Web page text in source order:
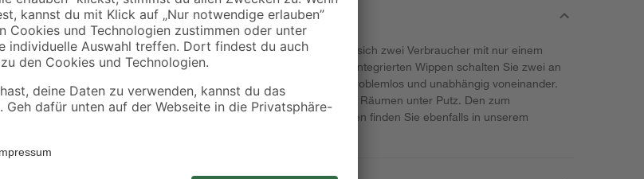
Mit der Serienschalterwippe von Connex lassen sich zwei Verbraucher mit nur einem
Schalter bedienen. Durch Betätigen der beiden integrierten Wippen schalten Sie zwei an
verschiedenen Stellen installierte Verbraucher problemlos und unabhängig voneinander.
Zu montieren ist der Serienschalter in trockenen Räumen unter Putz. Den zum
cremeweißen Schalter passenden Abdeckrahmen finden Sie ebenfalls in unserem